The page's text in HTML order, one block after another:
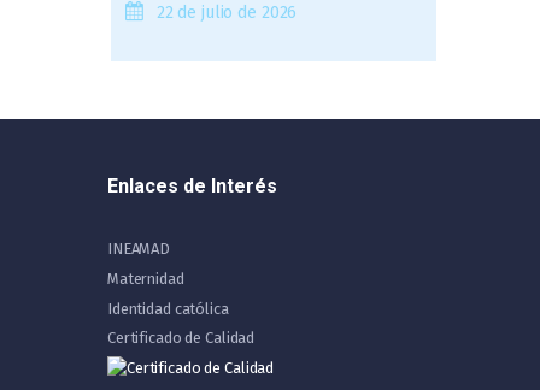
22 de julio de 2026
Enlaces de Interés
INEAMAD
Maternidad
Identidad católica
Certificado de Calidad